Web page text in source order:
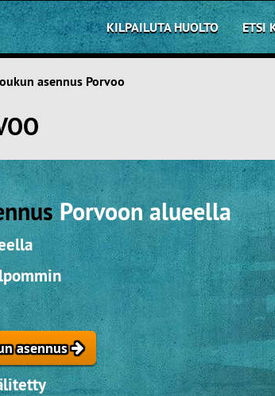
KILPAILUTA HUOLTO ETSI
asennus Porvoo
Porvoon alueella
asennus